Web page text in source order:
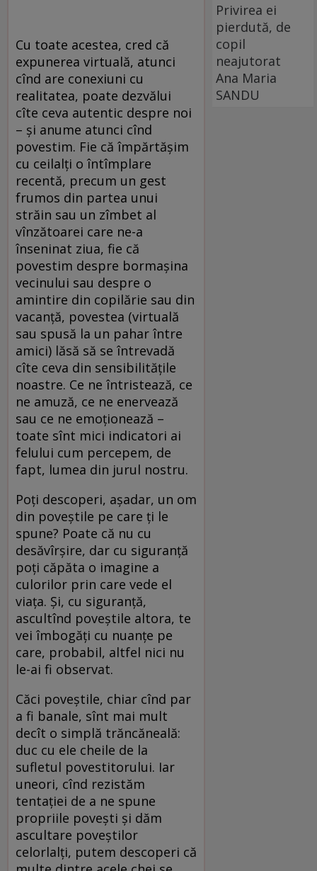
Cu toate acestea, cred că
expunerea virtuală, atunci
cînd are conexiuni cu
realitatea, poate dezvălui
cîte ceva autentic despre noi
– și anume atunci cînd
povestim. Fie că împărtășim
cu ceilalți o întîmplare
recentă, precum un gest
frumos din partea unui
străin sau un zîmbet al
vînzătoarei care ne-a
înseninat ziua, fie că
povestim despre bormașina
vecinului sau despre o
amintire din copilărie sau din
vacanță, povestea (virtuală
sau spusă la un pahar între
amici) lăsă să se întrevadă
cîte ceva din sensibilitățile
noastre. Ce ne întristează, ce
ne amuză, ce ne enervează
sau ce ne emoționează –
toate sînt mici indicatori ai
felului cum percepem, de
fapt, lumea din jurul nostru.
Poți descoperi, așadar, un om
din poveștile pe care ți le
spune? Poate că nu cu
desăvîrșire, dar cu siguranță
poți căpăta o imagine a
culorilor prin care vede el
viața. Și, cu siguranță,
ascultînd poveștile altora, te
vei îmbogăți cu nuanțe pe
care, probabil, altfel nici nu
le-ai fi observat.
Căci poveștile, chiar cînd par
a fi banale, sînt mai mult
decît o simplă trăncăneală:
duc cu ele cheile de la
sufletul povestitorului. Iar
uneori, cînd rezistăm
tentației de a ne spune
propriile povești și dăm
ascultare poveștilor
celorlalți, putem descoperi că
Privirea ei
pierdută, de
copil
neajutorat
Ana Maria
SANDU